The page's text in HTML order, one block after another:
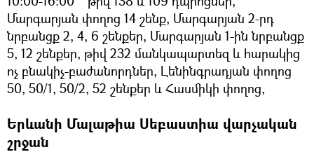
Մարգարյան փողոց 14 շենք, Մարգարյան 2-րդ
նրբանցք 2, 4, 6 շենքեր, Մարգարյան 1-ին նրբանցք
5, 12 շենքեր, թիվ 232 մանկապարտեզ և հարակից
ոչ բնակիչ-բաժանորդներ, Լենինգրադյան փողոց
50, 50/1, 50/2, 52 շենքեր և Հասմիկի փողոց,
Երևանի Մալաթիա Սեբաստիա վարչական
շրջան